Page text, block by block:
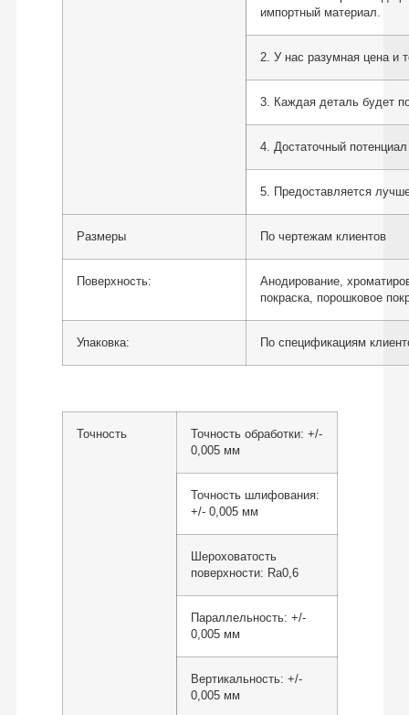
импортный материал.
2. У нас разумная цена и
3. Каждая деталь будет
4. Достаточный
5. Предоставляется
Размеры По чертежам клиентов
Поверхность:
Анодирование,
покраска, порошковое
Упаковка: По спецификациям
Точность
Точность обработки: +/-
0,005 мм
Точность шлифования:
+/- 0,005 мм
Шероховатость
поверхности: Ra0,6
Параллельность: +/-
0,005 мм
Вертикальность: +/-
0,005 мм